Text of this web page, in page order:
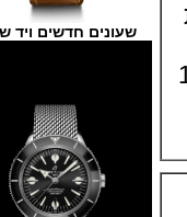
שעונים חדשים ויד שנייה